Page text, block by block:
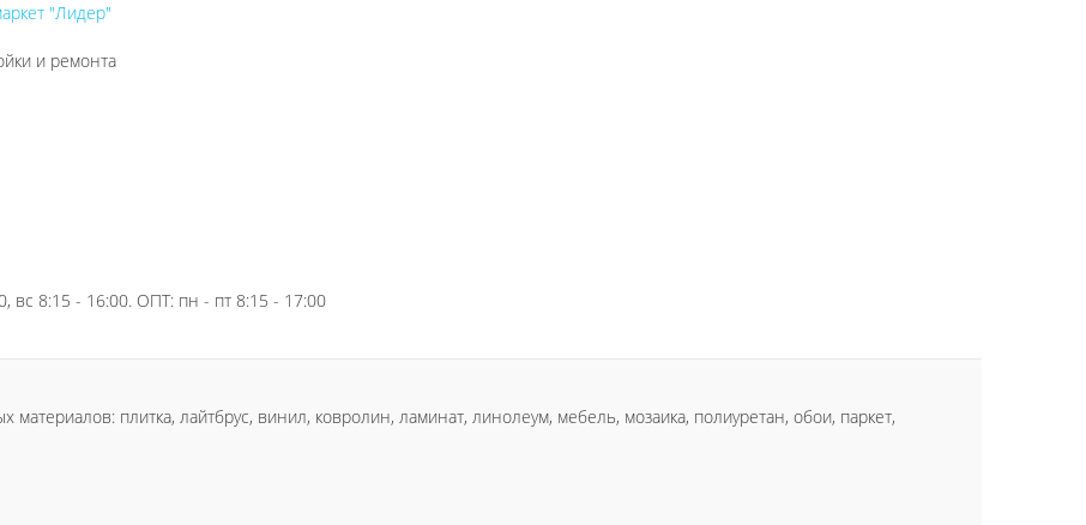
"Лидер"
и ремонта
8:15 - 16:00. ОПТ: пн - пт 8:15 - 17:00
плитка, лайтбрус, винил, ковролин, ламинат, линолеум, мебель, мозаика, полиуретан, обои, паркет,